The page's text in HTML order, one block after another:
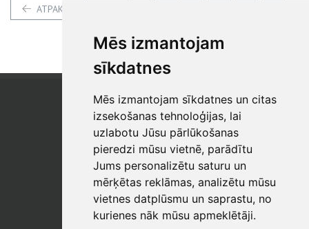
Mēs izmantojam
sīkdatnes
Mēs izmantojam sīkdatnes un citas
izsekošanas tehnoloģijas, lai
uzlabotu Jūsu pārlūkošanas
pieredzi mūsu vietnē, parādītu
Jums personalizētu saturu un
mērķētas reklāmas, analizētu mūsu
vietnes datplūsmu un saprastu, no
kurienes nāk mūsu apmeklētāji.
ATPAKAĻ
8
SIA "SB"
Reģistrācijas Nr. 40003017954
PVN reģ. Nr.: LV40003017954
Tālrunis: +371 67 813 100
E-pasts:
sb@sbshop.lv
MĀJAS LAPAS ADMINISTRATORS
E-pasts:ainars@sbshop.lv